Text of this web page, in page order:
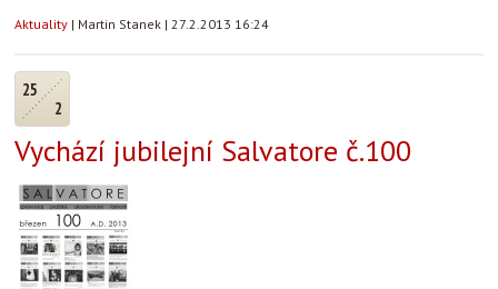
Aktuality | Martin Stanek | 27.2.2013 16:24
25
2
Vychází jubilejní Salvatore č.100